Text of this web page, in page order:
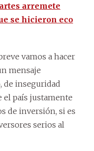
arremete
se hicieron eco
vamos a hacer
mensaje
de inseguridad
el país justamente
de inversión, si es
serios al